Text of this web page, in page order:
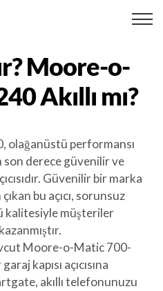
Moore-o-
Akıllı mı?
olağanüstü performansı
son derece güvenilir ve
Güvenilir bir marka
bu açıcı, sorunsuz
kalitesiyle müşteriler
Moore-o-Matic 700-
kapısı açıcısına
akıllı telefonunuzu